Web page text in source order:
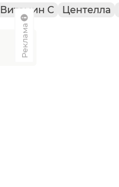
Витамин С Центелла
Реклама